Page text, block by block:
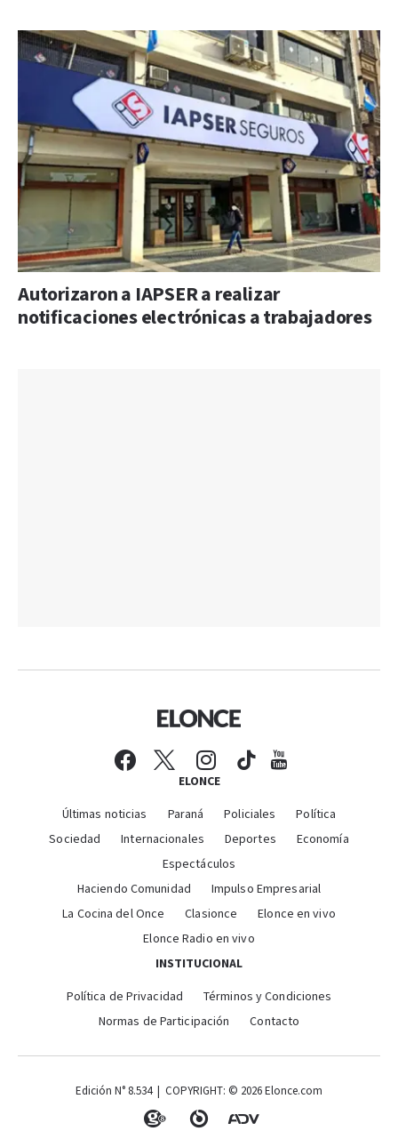
Autorizaron a IAPSER a realizar
notificaciones electrónicas a trabajadores
ELONCE
Últimas noticias Paraná Policiales
Política
Sociedad
Internacionales Deportes
Economía
Espectáculos
Haciendo Comunidad
Impulso Empresarial
La Cocina del Once
Clasionce
Elonce en vivo
Elonce Radio en vivo
INSTITUCIONAL
Política de Privacidad
Términos y Condiciones
Normas de Participación
Contacto
Edición N° 8.534 | COPYRIGHT: © 2026 Elonce.com